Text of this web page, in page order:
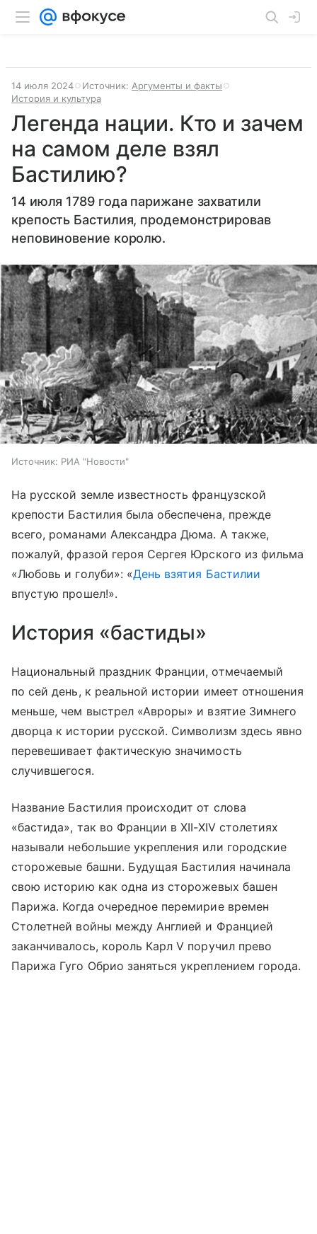
14 июля 2024 Источник: Аргументы и факты
История и культура
Легенда нации. Кто и зачем
на самом деле взял
Бастилию?
14 июля 1789 года парижане захватили
крепость Бастилия, продемонстрировав
неповиновение королю.
Источник: РИА "Новости"
На русской земле известность французской
крепости Бастилия была обеспечена, прежде
всего, романами Александра Дюма. А также,
пожалуй, фразой героя Сергея Юрского из фильма
«Любовь и голуби»: «День взятия Бастилии
впустую прошел!».
История «бастиды»
Национальный праздник Франции, отмечаемый
по сей день, к реальной истории имеет отношения
меньше, чем выстрел «Авроры» и взятие Зимнего
дворца к истории русской. Символизм здесь явно
перевешивает фактическую значимость
случившегося.
Название Бастилия происходит от слова
«бастида», так во Франции в XII-XIV столетиях
называли небольшие укрепления или городские
сторожевые башни. Будущая Бастилия начинала
свою историю как одна из сторожевых башен
Парижа. Когда очередное перемирие времен
Столетней войны между Англией и Францией
заканчивалось, король Карл V поручил прево
Парижа Гуго Обрио заняться укреплением города.